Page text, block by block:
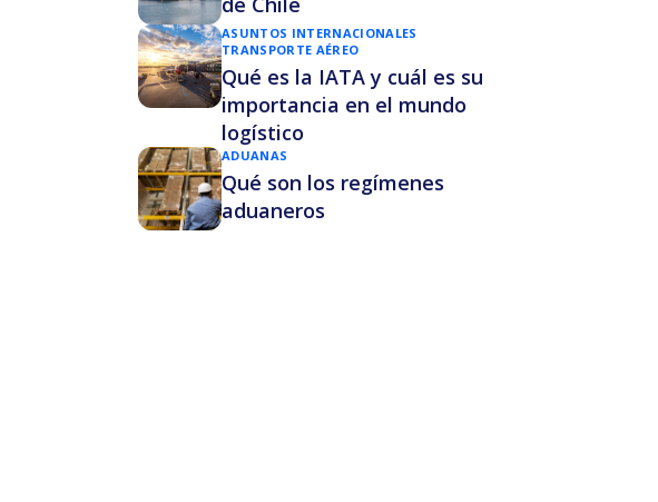
ASUNTOS INTERNACIONALES
TRANSPORTE AÉREO
Qué es la IATA y cuál es su
importancia en el mundo
logístico
ADUANAS
Qué son los regímenes
aduaneros